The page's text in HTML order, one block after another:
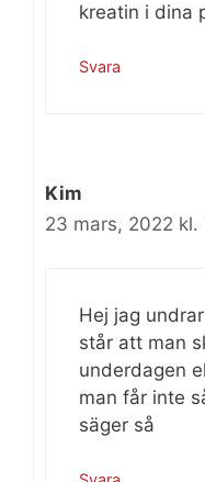
kreatin i dina
Svara
Kim
23 mars, 2022 kl.
Hej jag
står att man
underdagen
man får inte
säger så